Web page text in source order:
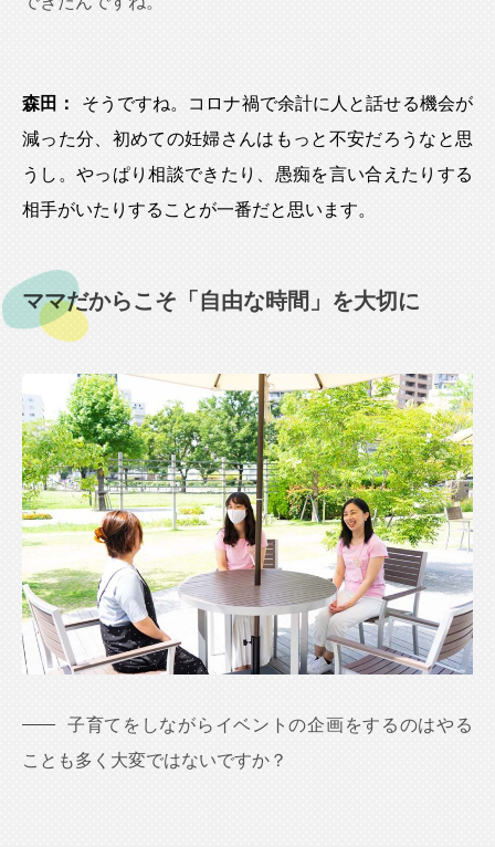
森田：
そうですね。コロナ禍で余計に人と話せる機会が
減った分、初めての妊婦さんはもっと不安だろうなと思
うし。やっぱり相談できたり、愚痴を言い合えたりする
相手がいたりすることが一番だと思います。
ママだからこそ「自由な時間」を大切に
子育てをしながらイベントの企画をするのはやる
ことも多く大変ではないですか？